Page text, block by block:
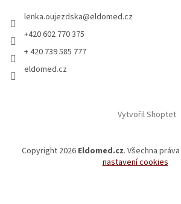
lenka.oujezdska@eldomed.cz
+420 602 770 375
+ 420 739 585 777
eldomed.cz
Vytvořil Shoptet
Copyright 2026 Eldomed.cz. Všechna
nastavení cookies